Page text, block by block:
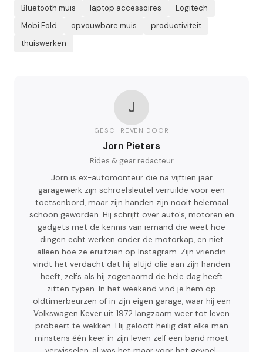
Bluetooth muis laptop accessoires
Logitech
Mobi Fold
opvouwbare muis
productiviteit
thuiswerken
J
GESCHREVEN DOOR
Jorn Pieters
Rides & gear redacteur
Jorn is ex-automonteur die na vijftien jaar
garagewerk zijn schroefsleutel verruilde voor een
toetsenbord, maar zijn handen zijn nooit helemaal
schoon geworden. Hij schrijft over auto's, motoren en
gadgets met de kennis van iemand die weet hoe
dingen echt werken onder de motorkap, en niet
alleen hoe ze eruitzien op Instagram. Zijn vriendin
vindt het verdacht dat hij altijd olie aan zijn handen
heeft, zelfs als hij zogenaamd de hele dag heeft
zitten typen. In het weekend vind je hem op
oldtimerbeurzen of in zijn eigen garage, waar hij een
Volkswagen Kever uit 1972 langzaam weer tot leven
probeert te wekken. Hij gelooft heilig dat elke man
minstens één keer in zijn leven zelf een band moet